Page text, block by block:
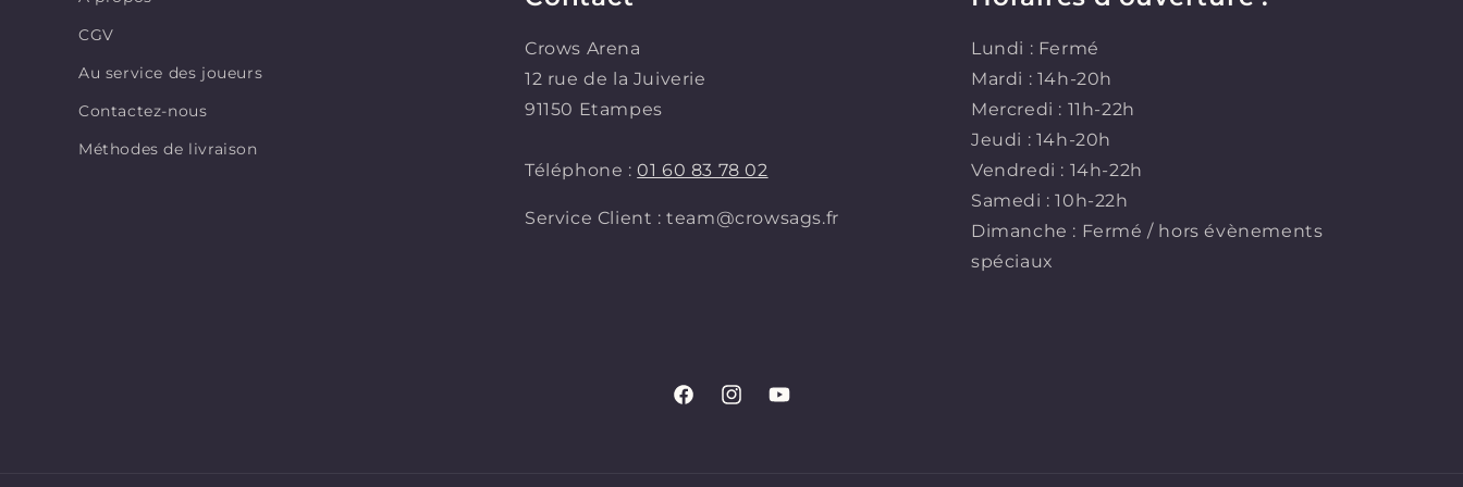
CGV
Au service des joueurs
Contactez-nous
Méthodes de livraison
Crows Arena
12 rue de la Juiverie
91150 Etampes
Téléphone :01 60 83 78 02
Service Client : team@crowsags.fr
Lundi : Fermé
Mardi : 14h-20h
Mercredi : 11h-22h
Jeudi : 14h-20h
Vendredi : 14h-22h
Samedi : 10h-22h
Dimanche : Fermé / hors évènements
spéciaux
FacebookInstagramYouTube